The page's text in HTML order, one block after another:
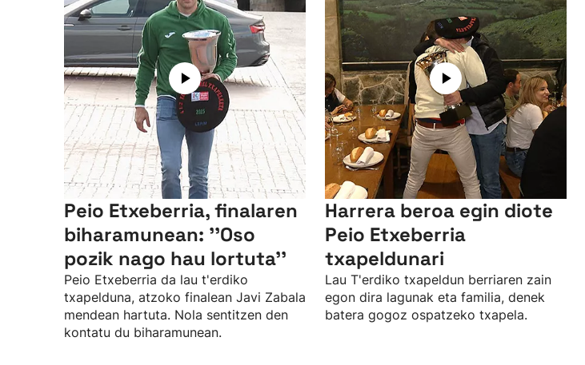
Peio Etxeberria, finalaren
biharamunean: ''Oso
pozik nago hau lortuta''
Peio Etxeberria da lau t'erdiko
txapelduna, atzoko finalean Javi Zabala
mendean hartuta. Nola sentitzen den
kontatu du biharamunean.
Harrera beroa egin diote
Peio Etxeberria
txapeldunari
Lau T'erdiko txapeldun berriaren zain
egon dira lagunak eta familia, denek
batera gogoz ospatzeko txapela.